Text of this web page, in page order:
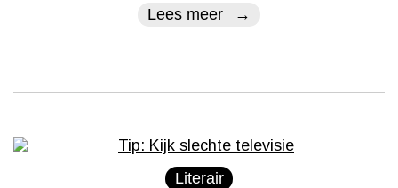
Lees meer
Literair